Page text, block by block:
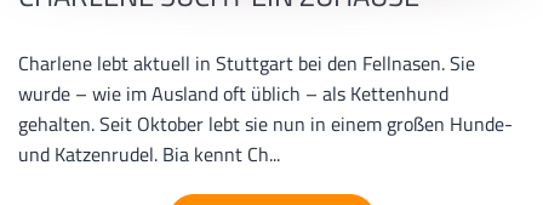
Charlene lebt aktuell in Stuttgart bei den Fellnasen. Sie
wurde – wie im Ausland oft üblich – als Kettenhund
gehalten. Seit Oktober lebt sie nun in einem großen Hunde-
und Katzenrudel. Bia kennt Ch...